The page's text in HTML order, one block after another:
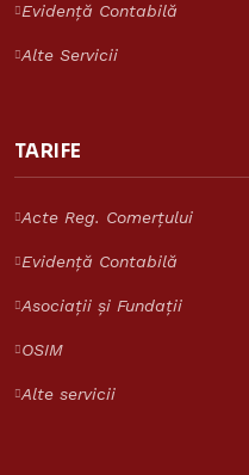
Evidență Contabilă
Alte Servicii
TARIFE
Acte Reg. Comerțului
Evidență Contabilă
Asociații și Fundații
OSIM
Alte servicii
Asistent Reinvent